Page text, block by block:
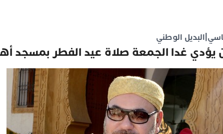
البديل الوطني
يؤدي غدا الجمعة صلاة عيد الفطر بمسجد